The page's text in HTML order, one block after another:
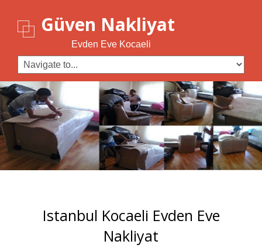
Güven Nakliyat
Evden Eve Kocaeli
Istanbul Kocaeli Evden Eve
Nakliyat